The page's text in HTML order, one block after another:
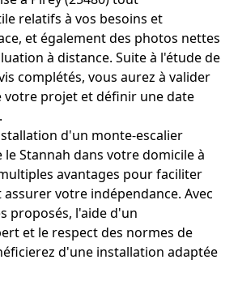
relatifs à vos besoins et
et également des photos nettes
à distance. Suite à l'étude de
complétés, vous aurez à valider
votre projet et définir une date
d'un monte-escalier
Stannah dans votre domicile à
avantages pour faciliter
votre indépendance. Avec
proposés, l'aide d'un
et le respect des normes de
d'une installation adaptée